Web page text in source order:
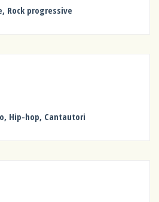
Rock progressive
Hip-hop, Cantautori